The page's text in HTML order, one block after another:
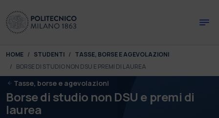
You are here:
HOME STUDENTI
TASSE, BORSE E AGEVOLAZIONI
BORSE DI STUDIO NON DSU E PREMI DI LAUREA
Tasse, borse e agevolazioni
Borse di studio non DSU e premi di
laurea